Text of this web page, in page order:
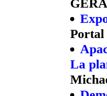
Portal
La